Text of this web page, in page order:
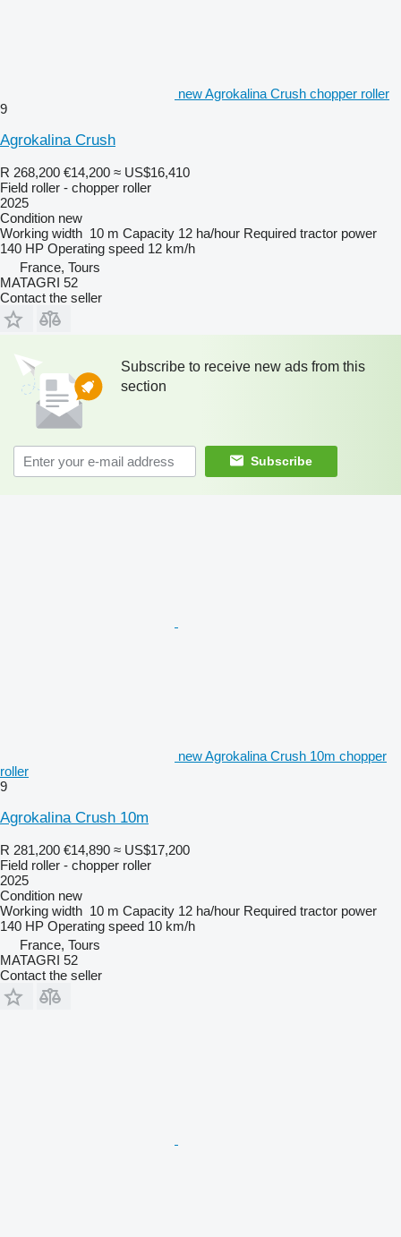
new Agrokalina Crush chopper roller
9
Agrokalina Crush
R 268,200 €14,200 ≈ US$16,410
Field roller - chopper roller
2025
Condition new
Working width 10 m Capacity 12 ha/hour Required tractor power
140 HP Operating speed 12 km/h
France, Tours
MATAGRI 52
Contact the seller
Subscribe to receive new ads from this
section
Subscribe
new Agrokalina Crush 10m chopper
roller
9
Agrokalina Crush 10m
R 281,200 €14,890 ≈ US$17,200
Field roller - chopper roller
2025
Condition new
Working width 10 m Capacity 12 ha/hour Required tractor power
140 HP Operating speed 10 km/h
France, Tours
MATAGRI 52
Contact the seller